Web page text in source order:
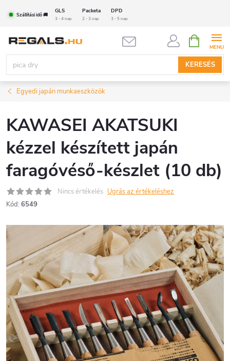
tartalomhoz
Szállítási idő 🚚
GLS Packeta DPD
3 - 4 nap 2 - 3 nap 3 - 5 nap
KERESÉS
KOSÁR
Egyedi japán munkaeszközök
KAWASEI AKATSUKI
kézzel készített japán
faragóvéső-készlet (10 db)
Nincs értékelés Ugrás az értékeléshez
Kód: 6549